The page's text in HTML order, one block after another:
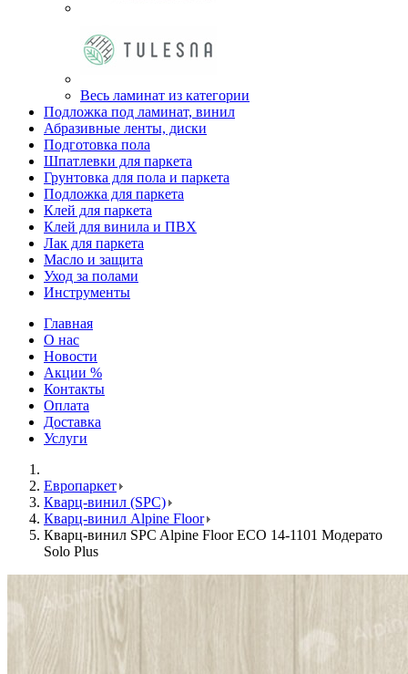
Весь ламинат из категории
Подложка под ламинат, винил
Абразивные ленты, диски
Подготовка пола
Шпатлевки для паркета
Грунтовка для пола и паркета
Подложка для паркета
Клей для паркета
Клей для винила и ПВХ
Лак для паркета
Масло и защита
Уход за полами
Инструменты
Главная
О нас
Новости
Акции %
Контакты
Оплата
Доставка
Услуги
Европаркет
Кварц-винил (SPC)
Кварц-винил Alpine Floor
Кварц-винил SPC Alpine Floor ЕСО 14-1101 Модерато
Solo Plus